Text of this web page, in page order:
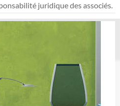
juridique des associés.